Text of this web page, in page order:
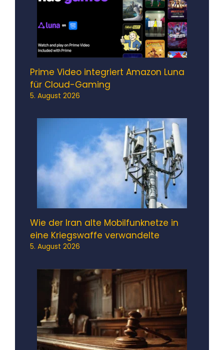
Prime Video integriert Amazon Luna
für Cloud-Gaming
5. August 2026
Wie der Iran alte Mobilfunknetze in
eine Kriegswaffe verwandelte
5. August 2026